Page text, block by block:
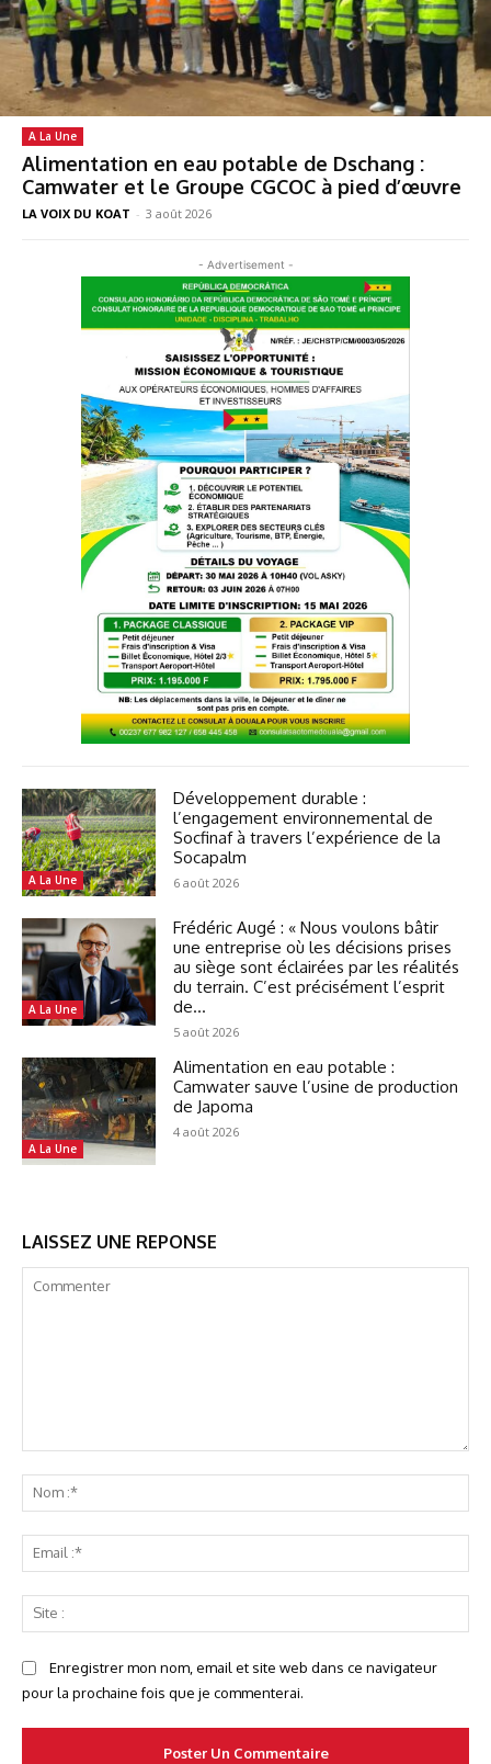
A La Une
Alimentation en eau potable de Dschang :
Camwater et le Groupe CGCOC à pied d’œuvre
LA VOIX DU KOAT - 3 août 2026
- Advertisement -
A La Une
Développement durable :
l’engagement environnemental de
Socfinaf à travers l’expérience de la
Socapalm
6 août 2026
A La Une
Frédéric Augé : « Nous voulons bâtir
une entreprise où les décisions prises
au siège sont éclairées par les réalités
du terrain. C’est précisément l’esprit
de...
5 août 2026
A La Une
Alimentation en eau potable :
Camwater sauve l’usine de production
de Japoma
4 août 2026
LAISSEZ UNE REPONSE
:*
:*
:
Enregistrer mon nom, email et site web dans ce navigateur
pour la prochaine fois que je commenterai.